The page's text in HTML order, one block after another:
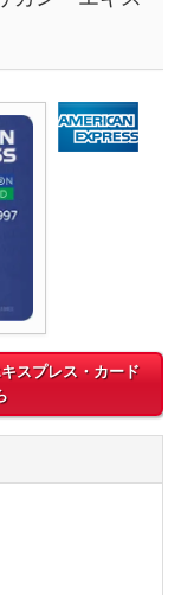
スプレス・カード